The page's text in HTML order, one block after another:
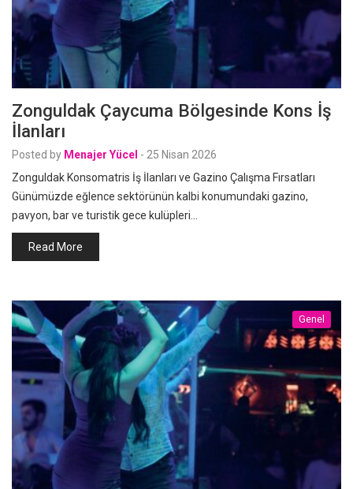
Zonguldak Çaycuma Bölgesinde Kons İş
İlanları
Posted by Menajer Yücel - 25 Nisan 2026
Zonguldak Konsomatris İş İlanları ve Gazino Çalışma Fırsatları
Günümüzde eğlence sektörünün kalbi konumundaki gazino,
pavyon, bar ve turistik gece kulüpleri…
Read More
Genel